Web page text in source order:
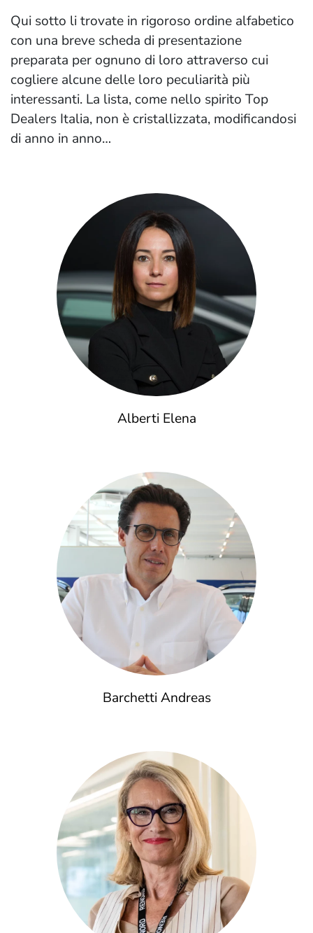
Qui sotto li trovate in rigoroso ordine alfabetico
con una breve scheda di presentazione
preparata per ognuno di loro attraverso cui
cogliere alcune delle loro peculiarità più
interessanti. La lista, come nello spirito Top
Dealers Italia, non è cristallizzata, modificandosi
di anno in anno…
Alberti Elena
Barchetti Andreas